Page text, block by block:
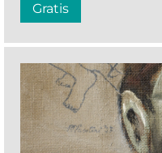
Gratis